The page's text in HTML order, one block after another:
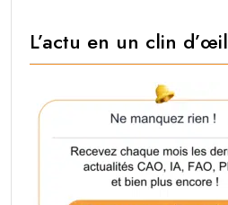
L’actu en un clin d’œil